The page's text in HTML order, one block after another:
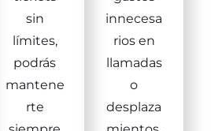
sin
límites,
podrás
mantene
rte
innecesa
rios en
llamadas
o
desplaza